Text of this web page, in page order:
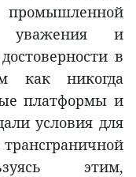
уважения и
в
как никогда
платформы и
условия для
этим,